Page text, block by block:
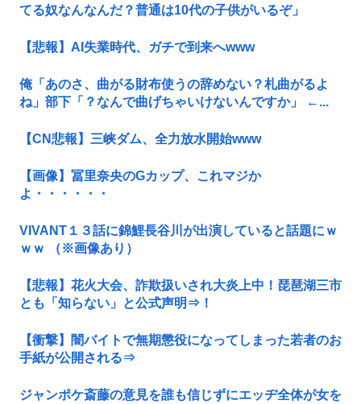
てる奴なんなんだ？普通は10代の子供がいるぞ」
【悲報】AI失業時代、ガチで到来へwww
俺「あのさ、曲がる財布使うの辞めない？札曲がるよ
ね」部下「？なんで曲げちゃいけないんですか」 ←...
【CN悲報】三峡ダム、全力放水開始www
【画像】冨里奈央のGカップ、これマジか
よ・・・・・・
VIVANT１３話に錦鯉長谷川が出演していると話題にｗ
ｗｗ （※画像あり）
【悲報】花火大会、詐欺扱いされ大炎上中！琵琶湖三市
とも「知らない」と公式声明⇒！
【衝撃】闇バイトで無期懲役になってしまった若者のお
手紙が公開される⇒
ジャンポケ斎藤の意見を誰も信じずにエッヂ全体が女を